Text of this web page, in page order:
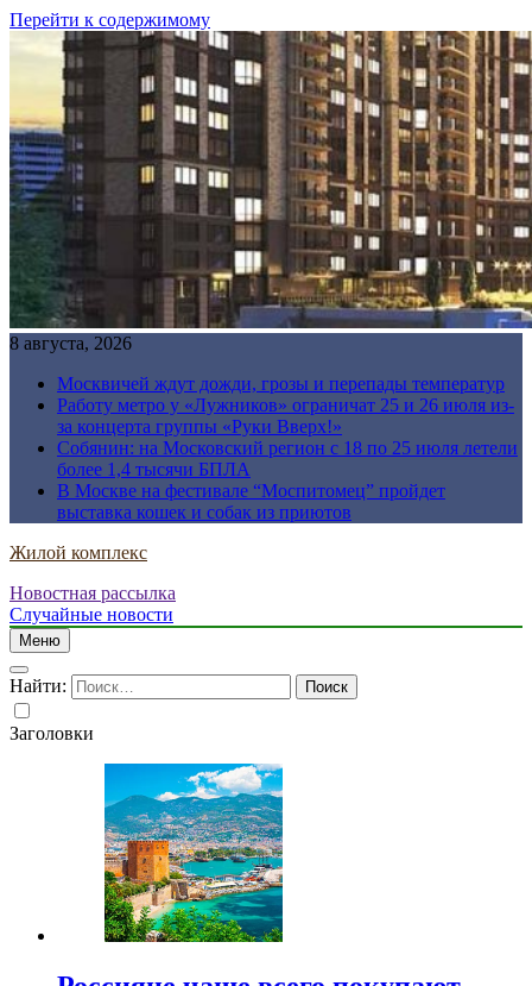
Перейти к содержимому
8 августа, 2026
Москвичей ждут дожди, грозы и перепады температур
Работу метро у «Лужников» ограничат 25 и 26 июля из-
за концерта группы «Руки Вверх!»
Собянин: на Московский регион с 18 по 25 июля летели
более 1,4 тысячи БПЛА
В Москве на фестивале “Моспитомец” пройдет
выставка кошек и собак из приютов
Жилой комплекс
Новостная рассылка
Случайные новости
Меню
Найти:
Заголовки